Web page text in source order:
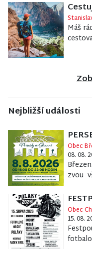
Máš
Nejbližší události
Obec
08. 08.
zvou
Obec
15. 08.